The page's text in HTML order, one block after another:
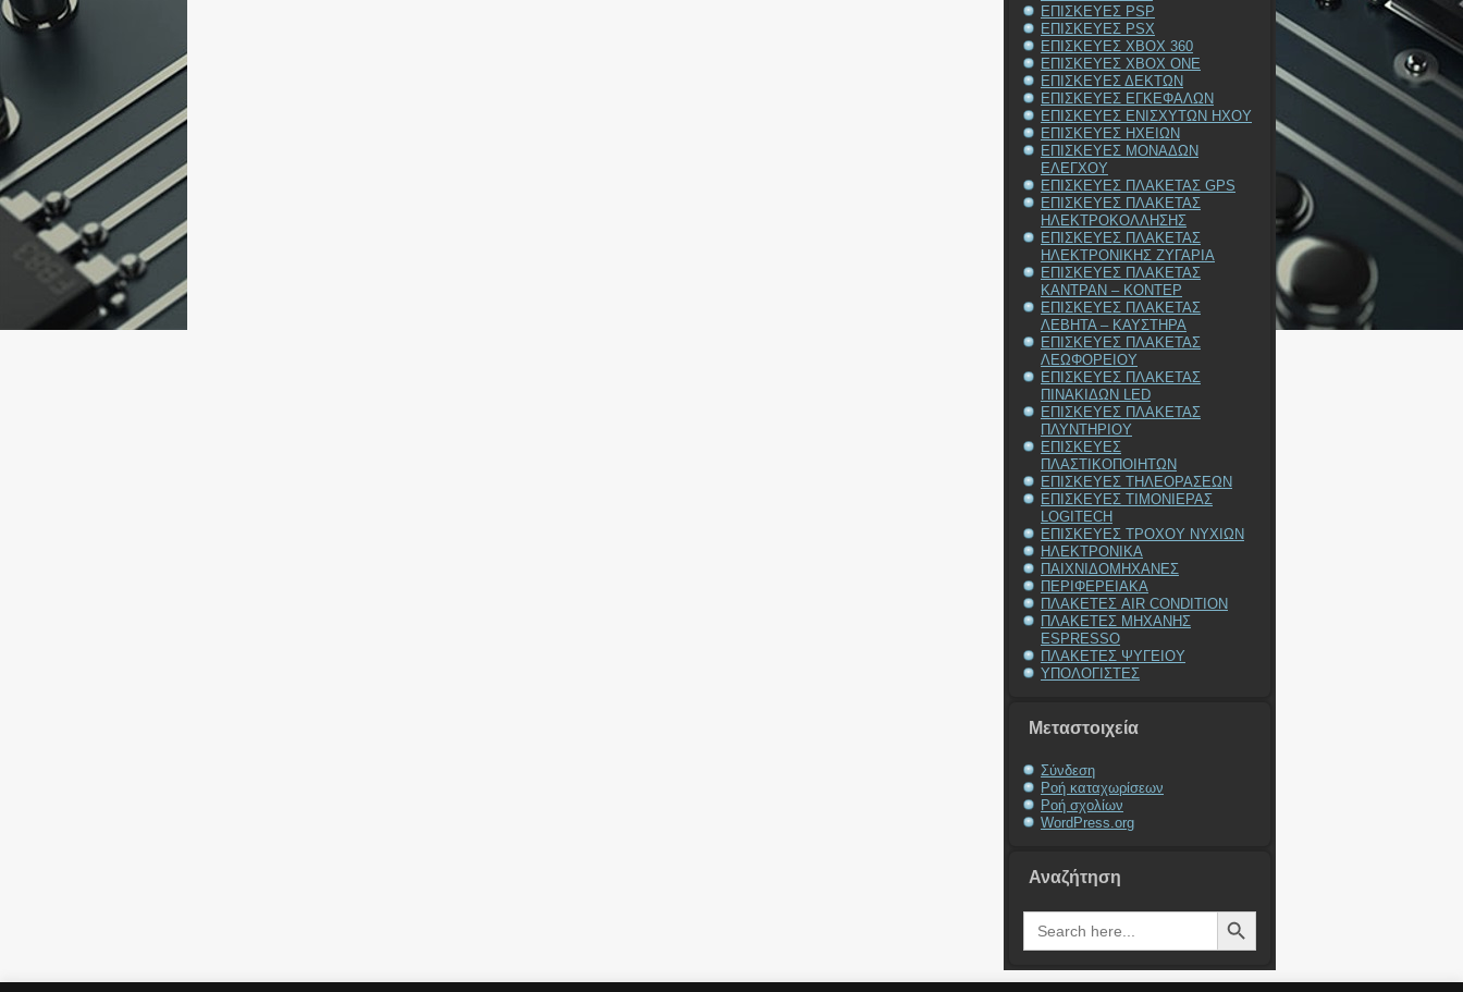
ΕΠΙΣΚΕΥΕΣ PSP
ΕΠΙΣΚΕΥΕΣ PSX
ΕΠΙΣΚΕΥΕΣ XBOX 360
ΕΠΙΣΚΕΥΕΣ XBOX ONE
ΕΠΙΣΚΕΥΕΣ ΔΕΚΤΩΝ
ΕΠΙΣΚΕΥΕΣ ΕΓΚΕΦΑΛΩΝ
ΕΠΙΣΚΕΥΕΣ ΕΝΙΣΧΥΤΩΝ ΗΧΟΥ
ΕΠΙΣΚΕΥΕΣ ΗΧΕΙΩΝ
ΕΠΙΣΚΕΥΕΣ ΜΟΝΑΔΩΝ
ΕΛΕΓΧΟΥ
ΕΠΙΣΚΕΥΕΣ ΠΛΑΚΕΤΑΣ GPS
ΕΠΙΣΚΕΥΕΣ ΠΛΑΚΕΤΑΣ
ΗΛΕΚΤΡΟΚΟΛΛΗΣΗΣ
ΕΠΙΣΚΕΥΕΣ ΠΛΑΚΕΤΑΣ
ΗΛΕΚΤΡΟΝΙΚΗΣ ΖΥΓΑΡΙΑ
ΕΠΙΣΚΕΥΕΣ ΠΛΑΚΕΤΑΣ
ΚΑΝΤΡΑΝ – ΚΟΝΤΕΡ
ΕΠΙΣΚΕΥΕΣ ΠΛΑΚΕΤΑΣ
ΛΕΒΗΤΑ – ΚΑΥΣΤΗΡΑ
ΕΠΙΣΚΕΥΕΣ ΠΛΑΚΕΤΑΣ
ΛΕΩΦΟΡΕΙΟΥ
ΕΠΙΣΚΕΥΕΣ ΠΛΑΚΕΤΑΣ
ΠΙΝΑΚΙΔΩΝ LED
ΕΠΙΣΚΕΥΕΣ ΠΛΑΚΕΤΑΣ
ΠΛΥΝΤΗΡΙΟΥ
ΕΠΙΣΚΕΥΕΣ
ΠΛΑΣΤΙΚΟΠΟΙΗΤΩΝ
ΕΠΙΣΚΕΥΕΣ ΤΗΛΕΟΡΑΣΕΩΝ
ΕΠΙΣΚΕΥΕΣ ΤΙΜΟΝΙΕΡΑΣ
LOGITECH
ΕΠΙΣΚΕΥΕΣ ΤΡΟΧΟΥ ΝΥΧΙΩΝ
ΗΛΕΚΤΡΟΝΙΚΑ
ΠΑΙΧΝΙΔΟΜΗΧΑΝΕΣ
ΠΕΡΙΦΕΡΕΙΑΚΑ
ΠΛΑΚΕΤΕΣ AIR CONDITION
ΠΛΑΚΕΤΕΣ ΜΗΧΑΝΗΣ
ESPRESSO
ΠΛΑΚΕΤΕΣ ΨΥΓΕΙΟΥ
ΥΠΟΛΟΓΙΣΤΕΣ
Μεταστοιχεία
Σύνδεση
Ροή καταχωρίσεων
Ροή σχολίων
WordPress.org
Αναζήτηση
Search
for:
Search Button